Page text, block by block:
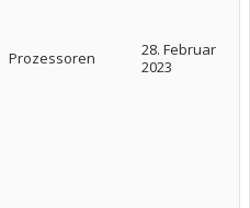
Prozessoren
28. Februar
2023